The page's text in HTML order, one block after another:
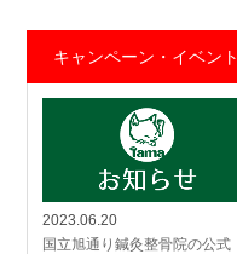
キャンペーン・イベント
2023.06.20
国立旭通り鍼灸整骨院の公式